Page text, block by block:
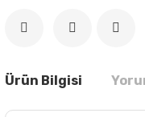
Ürün Bilgisi